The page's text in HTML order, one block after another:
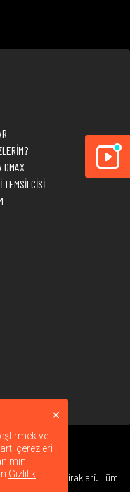
DMAX
TEMSİLCİSİ
kuruluşları ve iştirakleri. Tüm
ve
çerezleri
Gizlilik